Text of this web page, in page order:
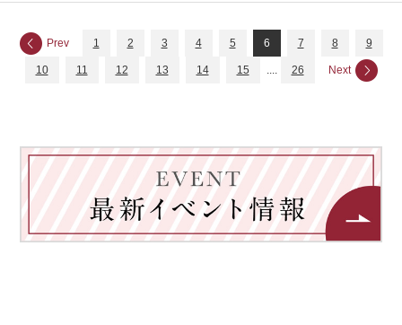
Prev 1 2 3 4 5 6 7 8 9
10 11 12 13 14 15 .... 26 Next